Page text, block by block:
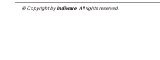
© Copyright byIndiware. All rights reserved.